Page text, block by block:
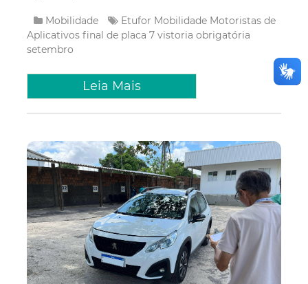
Mobilidade Etufor Mobilidade Motoristas de
Aplicativos final de placa 7 vistoria obrigatória
setembro
Leia Mais